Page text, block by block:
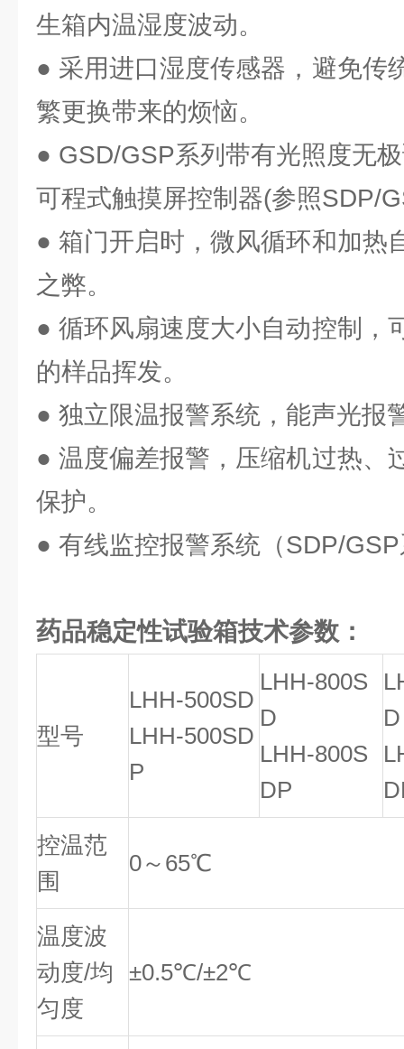
生箱内温湿度波动。
● 采用进口湿度传感器，避免传
繁更换带来的烦恼。
● GSD/GSP系列带有光照度无
可程式触摸屏控制器(参照SDP/
● 箱门开启时，微风循环和加热
之弊。
● 循环风扇速度大小自动控制，
的样品挥发。
● 独立限温报警系统，能声光报
● 温度偏差报警，压缩机过热、
保护。
● 有线监控报警系统（SDP/
药品稳定性试验箱技术参数：
型号
LHH-500SD
LHH-500SD
P
LHH-800S
D
LHH-800S
DP
D
控温范
围
0～65℃
温度波
动度/均
匀度
±0.5℃/±2℃